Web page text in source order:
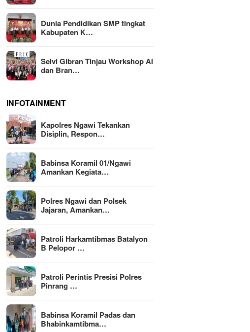
Dunia Pendidikan SMP tingkat
Kabupaten K…
Selvi Gibran Tinjau Workshop AI
dan Bran…
INFOTAINMENT
Kapolres Ngawi Tekankan
Disiplin, Respon…
Babinsa Koramil 01/Ngawi
Amankan Kegiata…
Polres Ngawi dan Polsek
Jajaran, Amankan…
Patroli Harkamtibmas Batalyon
B Pelopor …
Patroli Perintis Presisi Polres
Pinrang …
Babinsa Koramil Padas dan
Bhabinkamtibma…